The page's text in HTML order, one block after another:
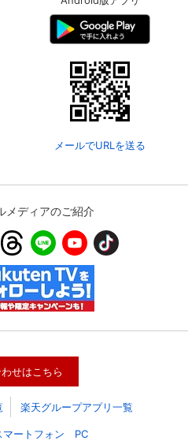
情報、本人連絡先、パスワード 、クレ
方法の変更が可能です。
メールでURLを送る
メディアのご紹介
せはこちら
楽天グループアプリ一覧
マートフォン PC